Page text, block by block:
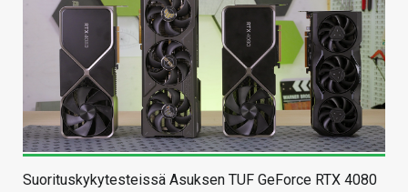
Suorituskykytesteissä Asuksen TUF GeForce RTX 4080